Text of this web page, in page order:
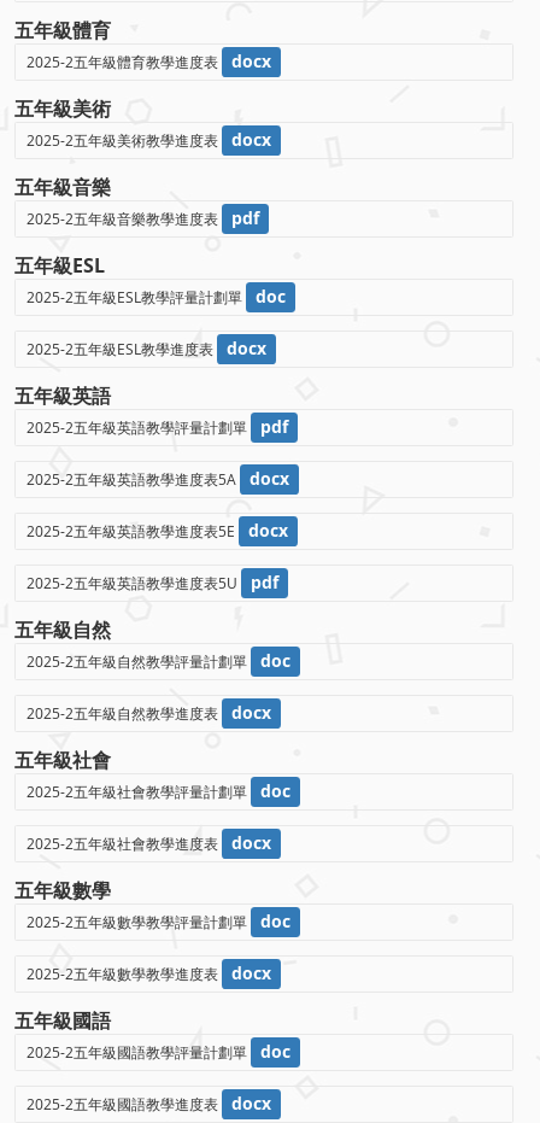
五年級國語
2025-2五年級國語教學評量計劃單 doc
2025-2五年級國語教學進度表 docx
五年級數學
2025-2五年級數學教學評量計劃單 doc
2025-2五年級數學教學進度表 docx
五年級社會
2025-2五年級社會教學評量計劃單 doc
2025-2五年級社會教學進度表 docx
五年級自然
2025-2五年級自然教學評量計劃單 doc
2025-2五年級自然教學進度表 docx
五年級英語
2025-2五年級英語教學評量計劃單 pdf
2025-2五年級英語教學進度表5A docx
2025-2五年級英語教學進度表5E docx
2025-2五年級英語教學進度表5U pdf
五年級ESL
2025-2五年級ESL教學評量計劃單 doc
2025-2五年級ESL教學進度表 docx
五年級音樂
2025-2五年級音樂教學進度表 pdf
五年級美術
2025-2五年級美術教學進度表 docx
五年級體育
2025-2五年級體育教學進度表 docx